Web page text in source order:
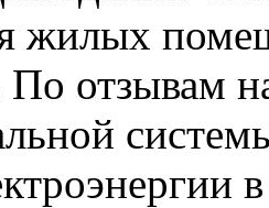
жилых
По отзывам